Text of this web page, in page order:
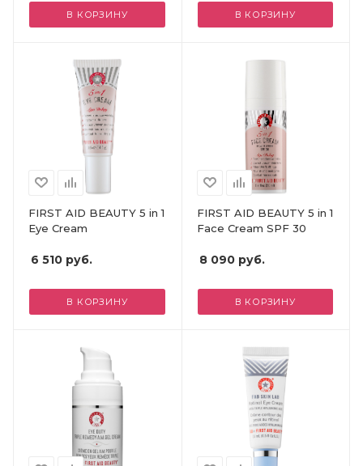
В КОРЗИНУ В КОРЗИНУ
FIRST AID BEAUTY 5 in 1
Eye Cream
6 510 руб.
В КОРЗИНУ
FIRST AID BEAUTY 5 in 1
Face Cream SPF 30
8 090руб.
В КОРЗИНУ